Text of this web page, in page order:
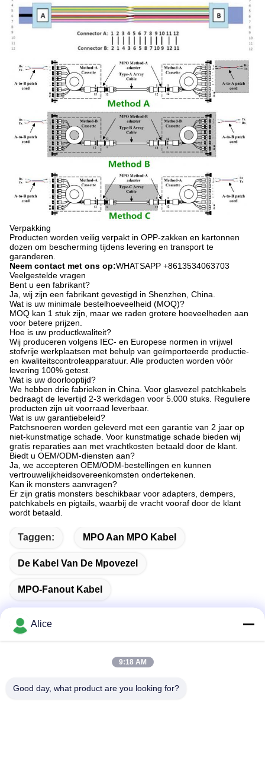
Verpakking
Producten worden veilig verpakt in OPP-zakken en kartonnen
dozen om bescherming tijdens levering en transport te
garanderen.
Neem contact met ons op:WHATSAPP +8613534063703
Veelgestelde vragen
Bent u een fabrikant?
Ja, wij zijn een fabrikant gevestigd in Shenzhen, China.
Wat is uw minimale bestelhoeveelheid (MOQ)?
MOQ kan 1 stuk zijn, maar we raden grotere hoeveelheden aan
voor betere prijzen.
Hoe is uw productkwaliteit?
Wij produceren volgens IEC- en Europese normen in vrijwel
stofvrije werkplaatsen met behulp van geïmporteerde productie-
en kwaliteitscontroleapparatuur. Alle producten worden vóór
levering 100% getest.
Wat is uw doorlooptijd?
We hebben drie fabrieken in China. Voor glasvezel patchkabels
bedraagt ​​de levertijd 2-3 werkdagen voor 5.000 stuks. Reguliere
producten zijn uit voorraad leverbaar.
Wat is uw garantiebeleid?
Patchsnoeren worden geleverd met een garantie van 2 jaar op
niet-kunstmatige schade. Voor kunstmatige schade bieden wij
gratis reparaties aan met vrachtkosten betaald door de klant.
Biedt u OEM/ODM-diensten aan?
Ja, we accepteren OEM/ODM-bestellingen en kunnen
vertrouwelijkheidsovereenkomsten ondertekenen.
Kan ik monsters aanvragen?
Er zijn gratis monsters beschikbaar voor adapters, dempers,
patchkabels en pigtails, waarbij de vracht vooraf door de klant
wordt betaald.
Taggen: MPO Aan MPO Kabel
De Kabel Van De Mpovezel
MPO-Fanout Kabel
Adres
Alice
9:18 AM
Good day, what product are you looking for?